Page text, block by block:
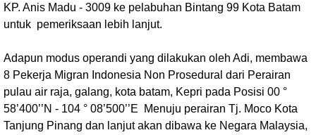
KP. Anis Madu - 3009 ke pelabuhan Bintang 99 Kota Batam
untuk pemeriksaan lebih lanjut.
Adapun modus operandi yang dilakukan oleh Adi, membawa
8 Pekerja Migran Indonesia Non Prosedural dari Perairan
pulau air raja, galang, kota batam, Kepri pada Posisi 00 °
58’400’’N - 104 ° 08’500’’E Menuju perairan Tj. Moco Kota
Tanjung Pinang dan lanjut akan dibawa ke Negara Malaysia,